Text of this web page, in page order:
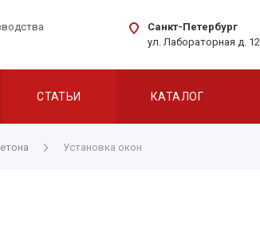
Санкт-Петербург
ул. Лабораторная д. 12
СТАТЬИ КАТАЛОГ
Установка окон